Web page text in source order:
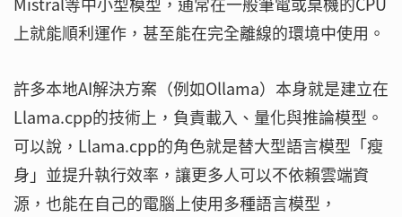
上就能順利運作，甚至能在完全離線的環境中使用。
許多本地AI解決方案（例如Ollama）本身就是建立在
Llama.cpp的技術上，負責載入、量化與推論模型。
可以說，Llama.cpp的角色就是替大型語言模型「瘦
身」並提升執行效率，讓更多人可以不依賴雲端資
源，也能在自己的電腦上使用多種語言模型，